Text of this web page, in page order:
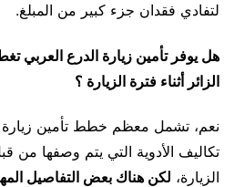
لتفادي فقدان جزء كبير من المبلغ.
هل يوفر تأمين زيارة الدرع العربي
الزائر أثناء فترة الزيارة ؟
نعم، تشمل معظم خطط تأمين زيارة
تكاليف الأدوية التي يتم وصفها من
الزيارة، لكن هناك بعض التفاصيل